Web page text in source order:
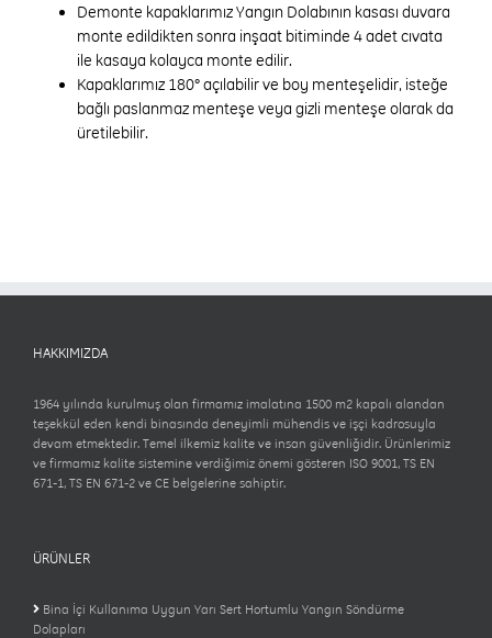
Demonte kapaklarımız Yangın Dolabının kasası duvara
monte edildikten sonra inşaat bitiminde 4 adet cıvata
ile kasaya kolayca monte edilir.
Kapaklarımız 180° açılabilir ve boy menteşelidir, isteğe
bağlı paslanmaz menteşe veya gizli menteşe olarak da
üretilebilir.
HAKKIMIZDA
1964 yılında kurulmuş olan firmamız imalatına 1500 m2 kapalı alandan
teşekkül eden kendi binasında deneyimli mühendis ve işçi kadrosuyla
devam etmektedir. Temel ilkemiz kalite ve insan güvenliğidir. Ürünlerimiz
ve firmamız kalite sistemine verdiğimiz önemi gösteren ISO 9001, TS EN
671-1, TS EN 671-2 ve CE belgelerine sahiptir.
ÜRÜNLER
Bina İçi Kullanıma Uygun Yarı Sert Hortumlu Yangın Söndürme
Dolapları